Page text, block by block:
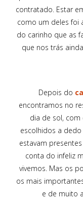
contratado. Estar
como um deles foi
do carinho que as
que nos trás
Depois do
encontramos no
dia de sol, com
escolhidos a
estavam
conta do infeliz
vivemos. Mas os
os mais
e de muito